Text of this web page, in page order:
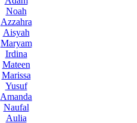
Noah
Azzahra
Aisyah
Maryam
Irdina
Mateen
Marissa
Yusuf
Amanda
Naufal
Aulia